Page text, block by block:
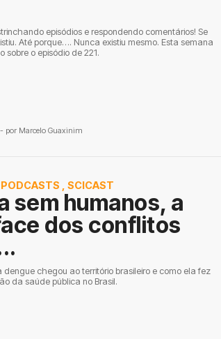
episódios e respondendo comentários! Se
Até porque…. Nunca existiu mesmo. Esta semana
sobre o episódio de 221.
por Marcelo Guaxinim
PODCASTS SCICAST
sem humanos, a
dos conflitos
dengue chegou ao território brasileiro e como ela fez
da saúde pública no Brasil.